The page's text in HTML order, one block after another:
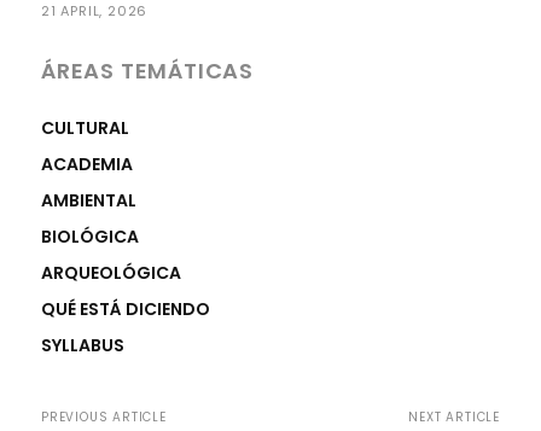
21 APRIL, 2026
ÁREAS TEMÁTICAS
CULTURAL
ACADEMIA
AMBIENTAL
BIOLÓGICA
ARQUEOLÓGICA
QUÉ ESTÁ DICIENDO
SYLLABUS
PREVIOUS ARTICLE NEXT ARTICLE